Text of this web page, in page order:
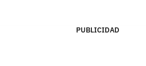
PUBLICIDAD